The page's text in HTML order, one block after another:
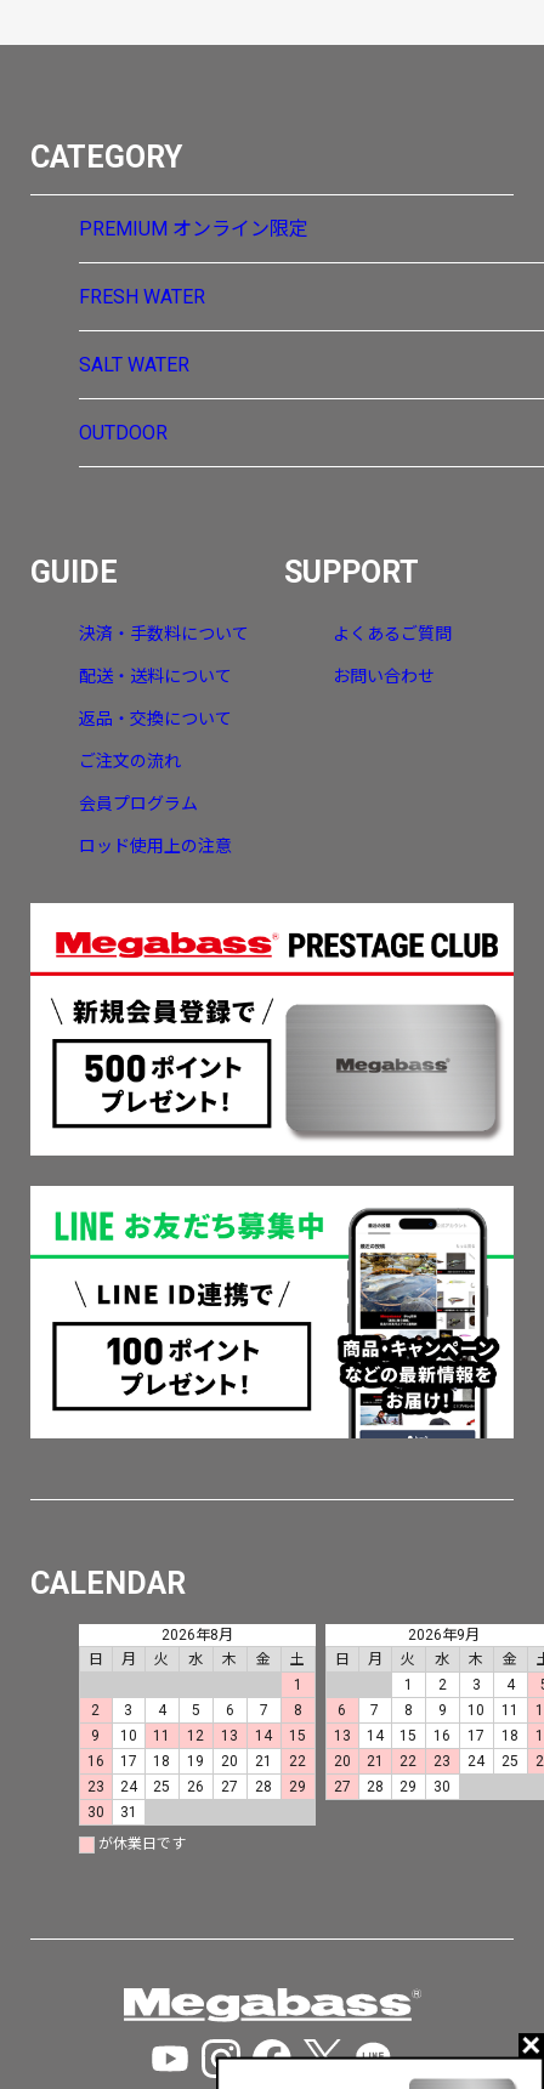
CATEGORY
PREMIUM オンライン限定
FRESH WATER
SALT WATER
OUTDOOR
GUIDE
決済・手数料について
配送・送料について
返品・交換について
ご注文の流れ
会員プログラム
ロッド使用上の注意
SUPPORT
よくあるご質問
お問い合わせ
CALENDAR
2026年8月
日
月 火 水 木 金
土
1
2
3 4 5 6 7
8
9
10 11 12 13 14
15
16
17 18 19 20 21
22
23
24 25 26 27 28
29
30
31
2026年9月
日
月 火 水 木 金
1
2 3 4
6
7 8 9 10 11
13
14 15 16 17 18
20
21 22 23 24 25
27
28 29 30
が休業日です